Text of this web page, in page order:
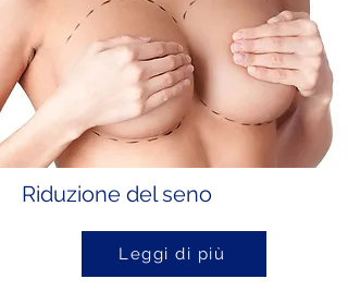
Riduzione del seno
Leggi di più